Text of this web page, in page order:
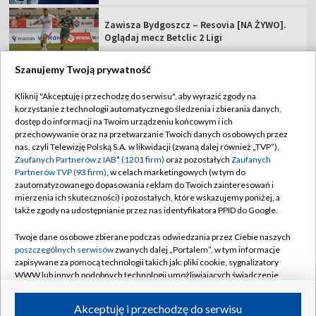
Zawisza Bydgoszcz – Resovia [NA ŻYWO].
Oglądaj mecz Betclic 2 Ligi
TVP
Abonament TVP
Sklep TVP
Biuro Reklamy
Oferta Handlowa
Emisja w TVP
Rada Programowa
Ogłoszenia przetargowe
Regulamin TVP
Polityka prywatności
Moje zgody
Biuro reklamy
Kanały
©2026 Telewizja Polska Spółka Akcyjna w likwidacji
Szanujemy Twoją prywatność
Kliknij "Akceptuję i przechodzę do serwisu", aby wyrazić zgody na
korzystanie z technologii automatycznego śledzenia i zbierania danych,
dostęp do informacji na Twoim urządzeniu końcowym i ich
przechowywanie oraz na przetwarzanie Twoich danych osobowych przez
nas, czyli Telewizję Polską S.A. w likwidacji (zwaną dalej również „TVP”),
Zaufanych Partnerów z IAB* (1201 firm) oraz pozostałych Zaufanych
Partnerów TVP (93 firm), w celach marketingowych (w tym do
zautomatyzowanego dopasowania reklam do Twoich zainteresowań i
mierzenia ich skuteczności) i pozostałych, które wskazujemy poniżej, a
także zgody na udostępnianie przez nas identyfikatora PPID do Google.
Twoje dane osobowe zbierane podczas odwiedzania przez Ciebie naszych
poszczególnych serwisówzwanych dalej „Portalem”, w tym informacje
zapisywane za pomocą technologii takich jak: pliki cookie, sygnalizatory
WWW lub innych podobnych technologii umożliwiających świadczenie
ruchu w Internecie.Akceptuję i przechodzę do serwisu